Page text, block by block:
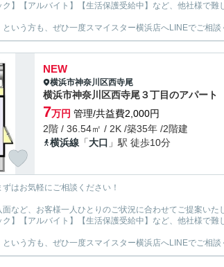
ク】【アルバイト】【生活保護受給中】など、他社様で難
いう方も、ぜひ一度スマイスター横浜店へLINEでご相談
NEW
横浜市神奈川区西寺尾
横浜市神奈川区西寺尾３丁目のアパート
7万円 管理/共益費2,000円
2階 / 36.54㎡ / 2K /築35年 /2階建
横浜線 「大口 」駅 徒歩10分
はお気軽にご相談ください！
など、お客様一人ひとりのご状況に合わせてご提案いた
ク】【アルバイト】【生活保護受給中】など、他社様で難
いう方も、ぜひ一度スマイスター横浜店へLINEでご相談